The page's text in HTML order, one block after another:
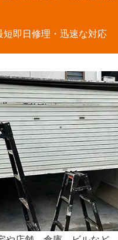
短即日修理・迅速な対応